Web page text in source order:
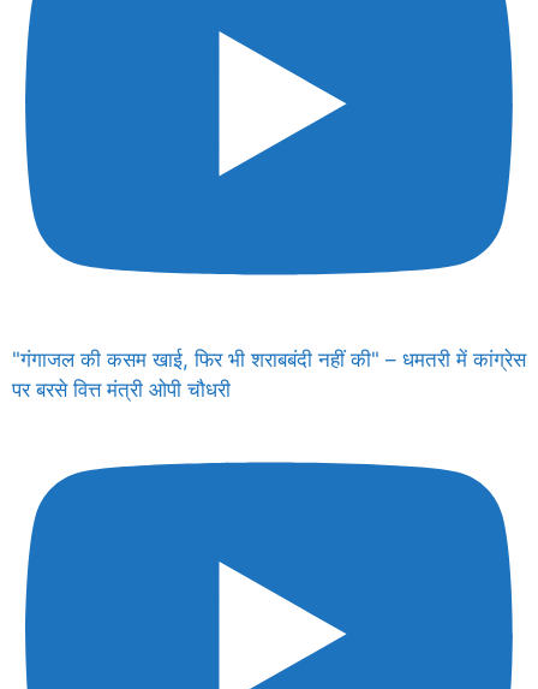
"गंगाजल की कसम खाई, फिर भी शराबबंदी नहीं की" – धमतरी में कांग्रेस
पर बरसे वित्त मंत्री ओपी चौधरी